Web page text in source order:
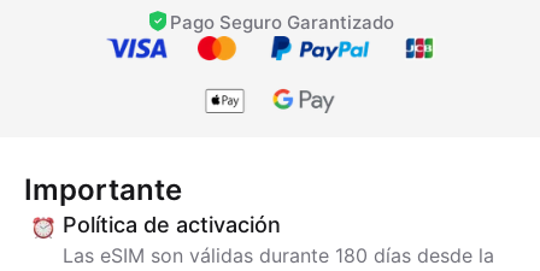
Pago Seguro Garantizado
Importante
Política de activación
Las eSIM son válidas durante 180 días desde la